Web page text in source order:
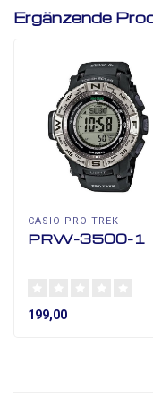
Ergänzende
CASIO PRO TREK
PRW-3500-1
199,00